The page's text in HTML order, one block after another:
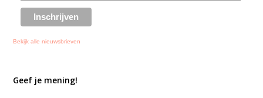
Bekijk alle nieuwsbrieven
Geef je mening!